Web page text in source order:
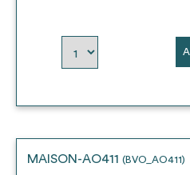
MAISON-AO411 (BVO_AO411)